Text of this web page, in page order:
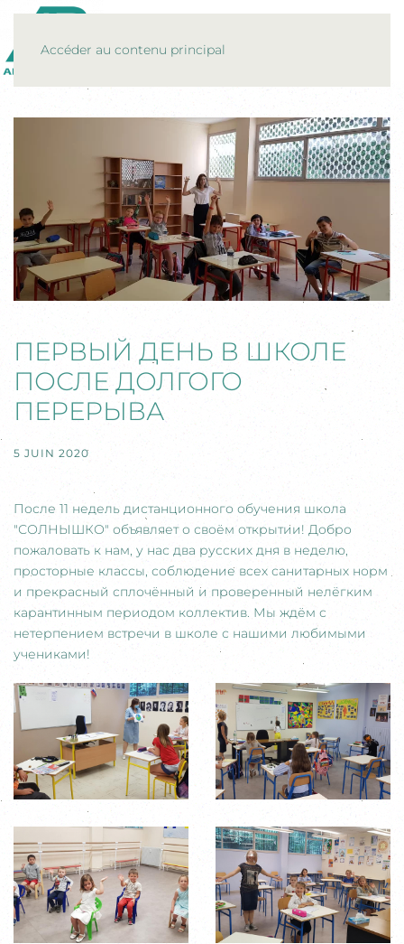
Accéder au contenu principal
ПЕРВЫЙ ДЕНЬ В ШКОЛЕ
ПОСЛЕ ДОЛГОГО
ПЕРЕРЫВА
5 JUIN 2020
После 11 недель дистанционного обучения школа
"СОЛНЫШКО" объявляет о своём открытии! Добро
пожаловать к нам, у нас два русских дня в неделю,
просторные классы, соблюдение всех санитарных норм
и прекрасный сплочённый и проверенный нелёгким
карантинным периодом коллектив. Мы ждём с
нетерпением встречи в школе с нашими любимыми
учениками!